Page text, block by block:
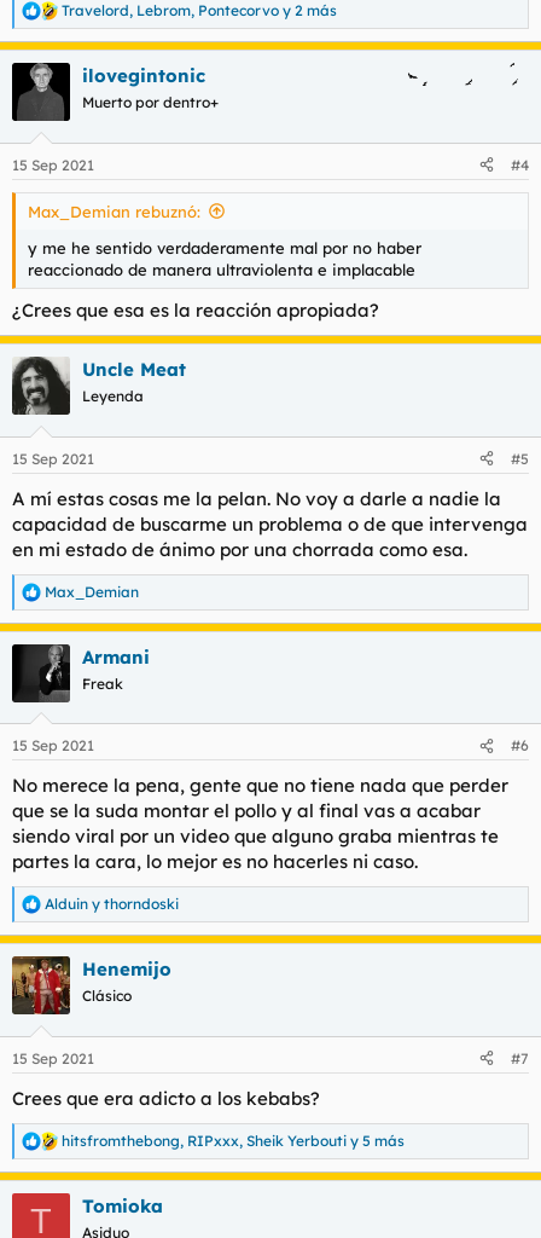
R
e
a
c
e
s
Travelord, Lebrom, Pontecorvo y 2 más
ilovegintonic
Muerto por dentro+
15 Sep 2021 #4
Max_Demian rebuznó:
y me he sentido verdaderamente mal por no haber
reaccionado de manera ultraviolenta e implacable
¿Crees que esa es la reacción apropiada?
Uncle Meat
Leyenda
15 Sep 2021 #5
A mí estas cosas me la pelan. No voy a darle a nadie la
capacidad de buscarme un problema o de que intervenga
en mi estado de ánimo por una chorrada como esa.
R
e
a
e
:
Max_Demian
Armani
Freak
15 Sep 2021 #6
No merece la pena, gente que no tiene nada que perder
que se la suda montar el pollo y al final vas a acabar
siendo viral por un video que alguno graba mientras te
partes la cara, lo mejor es no hacerles ni caso.
R
e
a
c
c
e
:
Alduin y thorndoski
Henemijo
Clásico
15 Sep 2021 #7
Crees que era adicto a los kebabs?
R
e
a
hitsfromthebong, RIPxxx, Sheik Yerbouti y 5 más
T Tomioka
Asiduo